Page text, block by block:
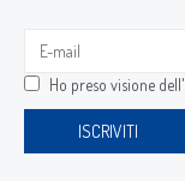
Ho preso visione dell'